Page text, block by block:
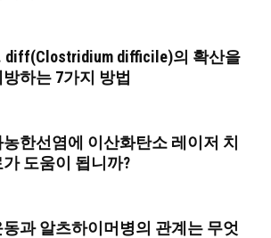
diff(Clostridium difficile)의 확산을
방하는 7가지 방법
농한선염에 이산화탄소 레이저 치
가 도움이 됩니까?
동과 알츠하이머병의 관계는 무엇